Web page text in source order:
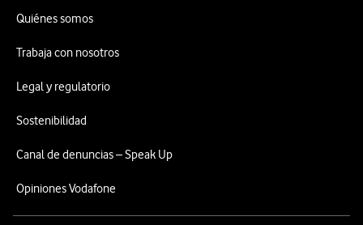
Quiénes somos
Trabaja con nosotros
Legal y regulatorio
Sostenibilidad
Canal de denuncias – Speak Up
Opiniones Vodafone